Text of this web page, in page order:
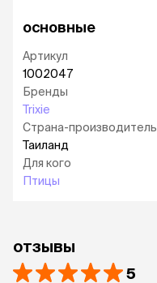
основные
Артикул
1002047
Бренды
Trixie
Страна-производитель
Таиланд
Для кого
Птицы
отзывы
5